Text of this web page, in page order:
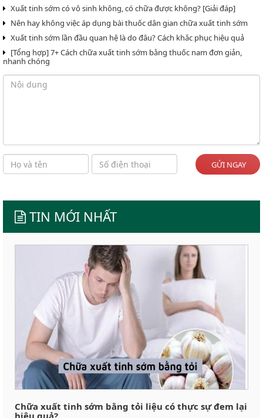
Xuất tinh sớm có vô sinh không, có chữa được không? [Giải đáp]
Nên hay không việc áp dụng bài thuốc dân gian chữa xuất tinh sớm
Xuất tinh sớm lần đầu quan hệ là do đâu? Cách khắc phục hiệu quả
[Tổng hợp] 7+ Cách chữa xuất tinh sớm bằng thuốc nam đơn giản,
nhanh chóng
GỬI NGAY
TIN MỚI NHẤT
Chữa xuất tinh sớm bằng tỏi liệu có thực sự đem lại